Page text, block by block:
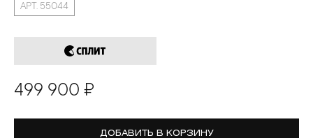
АРТ. 55044
499 900 ₽
ДОБАВИТЬ В КОРЗИНУ